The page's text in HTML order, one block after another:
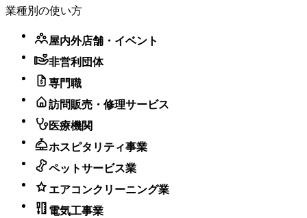
業種別の使い方
屋内外店舗・​イベント
非営利団体
専門職
訪問販売・修理サービス
医療機関
ホスピタリティ事業
ペットサービス業
エアコンクリーニング業
電気工事業